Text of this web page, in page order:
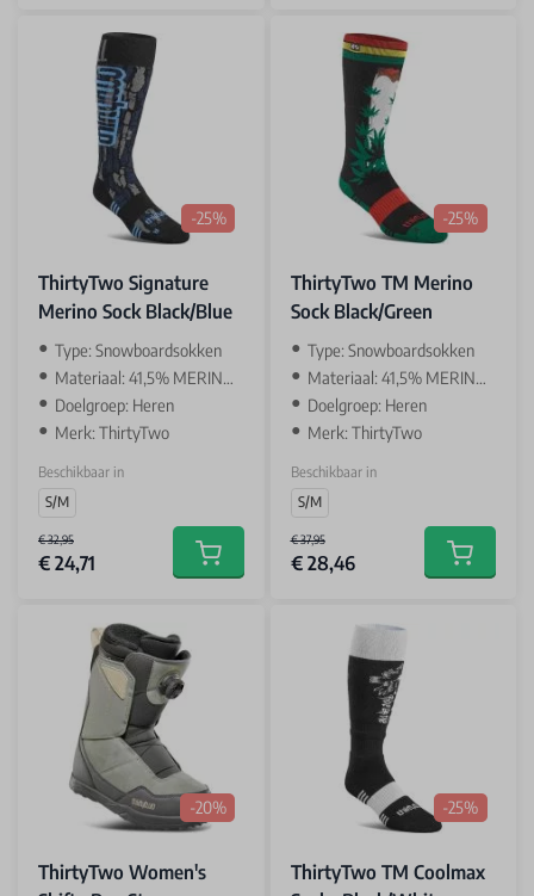
-25%
ThirtyTwo Signature
Merino Sock Black/Blue
Type: Snowboardsokken
Materiaal: 41,5% MERINO / 41,5% ACRYL / 15% NYLON / 2% SPANDEXS
Doelgroep: Heren
Merk: ThirtyTwo
Beschikbaar in
S/M
€ 32,95
€ 24,71 Add to cart
-25%
ThirtyTwo TM Merino
Sock Black/Green
Type: Snowboardsokken
Materiaal: 41,5% MERINO / 41,5% ACRYL / 15% NYLON / 2% SPANDEXS
Doelgroep: Heren
Merk: ThirtyTwo
Beschikbaar in
S/M
€ 37,95
€ 28,46 Add to
-20%
ThirtyTwo Women's
-25%
ThirtyTwo TM Coolmax